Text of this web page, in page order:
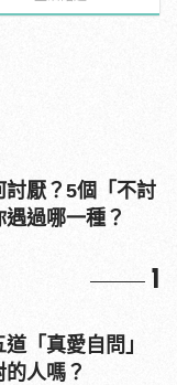
厭？5個「不討
過哪一種？
1
「真愛自問」
人嗎？